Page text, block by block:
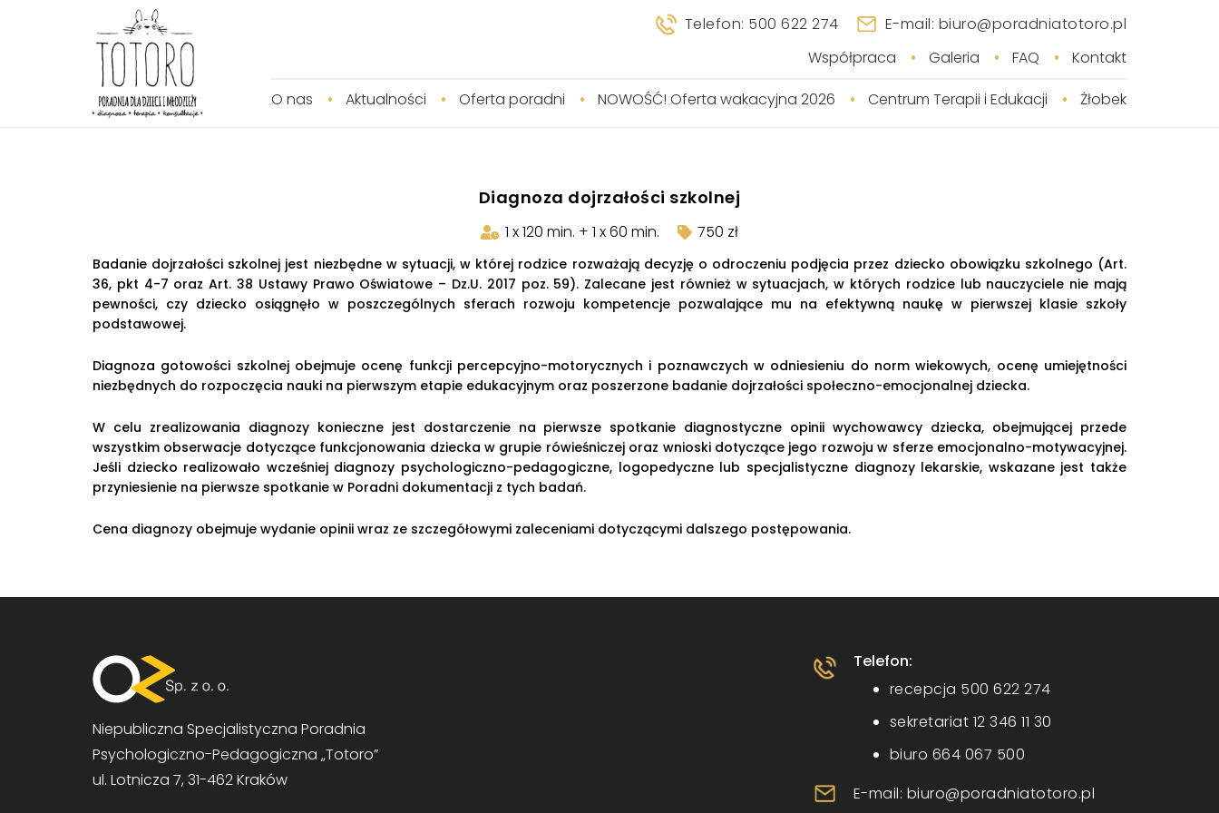
Telefon: 500 622 274
E-mail: biuro@poradniatotoro.pl
Współpraca
Galeria FAQ
Kontakt
O nas
Aktualności Oferta poradni NOWOŚĆ! Oferta wakacyjna 2026 Centrum Terapii i Edukacji Żłobek
Diagnoza dojrzałości szkolnej
1 x 120 min. + 1 x 60 min. 750 zł
Badanie dojrzałości szkolnej jest niezbędne w sytuacji, w której rodzice rozważają decyzję o odroczeniu podjęcia przez dziecko obowiązku szkolnego (Art.
36, pkt 4-7 oraz Art. 38 Ustawy Prawo Oświatowe – Dz.U. 2017 poz. 59). Zalecane jest również w sytuacjach, w których rodzice lub nauczyciele nie mają
pewności, czy dziecko osiągnęło w poszczególnych sferach rozwoju kompetencje pozwalające mu na efektywną naukę w pierwszej klasie szkoły
podstawowej.
Diagnoza gotowości szkolnej obejmuje ocenę funkcji percepcyjno-motorycznych i poznawczych w odniesieniu do norm wiekowych, ocenę umiejętności
niezbędnych do rozpoczęcia nauki na pierwszym etapie edukacyjnym oraz poszerzone badanie dojrzałości społeczno-emocjonalnej dziecka.
W celu zrealizowania diagnozy konieczne jest dostarczenie na pierwsze spotkanie diagnostyczne opinii wychowawcy dziecka, obejmującej przede
wszystkim obserwacje dotyczące funkcjonowania dziecka w grupie rówieśniczej oraz wnioski dotyczące jego rozwoju w sferze emocjonalno-motywacyjnej.
Jeśli dziecko realizowało wcześniej diagnozy psychologiczno-pedagogiczne, logopedyczne lub specjalistyczne diagnozy lekarskie, wskazane jest także
przyniesienie na pierwsze spotkanie w Poradni dokumentacji z tych badań.
Cena diagnozy obejmuje wydanie opinii wraz ze szczegółowymi zaleceniami dotyczącymi dalszego postępowania.
Niepubliczna Specjalistyczna Poradnia
Psychologiczno-Pedagogiczna „Totoro”
ul. Lotnicza 7, 31-462 Kraków
Telefon:
recepcja 500 622 274
sekretariat 12 346 11 30
biuro 664 067 500
E-mail: biuro@poradniatotoro.pl